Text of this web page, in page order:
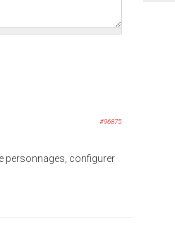
#96875
personnages, configurer